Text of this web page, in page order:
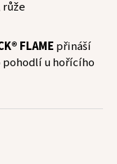
růže
FLAME přináší
u hořícího